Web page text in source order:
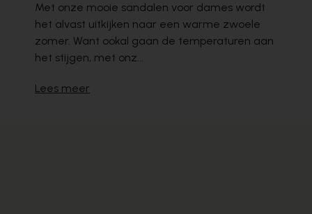
Met onze mooie sandalen voor dames wordt
het alvast uitkijken naar een warme zwoele
zomer. Want ookal gaan de temperaturen aan
het stijgen, met onz...
Lees meer